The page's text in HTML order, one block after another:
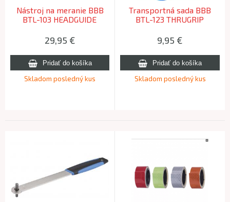
Nástroj na meranie BBB
BTL-103 HEADGUIDE
29,95 €
Skladom posledný kus
Transportná sada BBB
BTL-123 THRUGRIP
9,95 €
Skladom posledný kus